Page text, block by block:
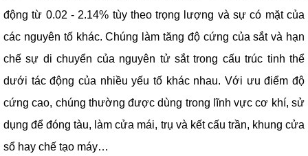
động từ 0.02 - 2.14% tùy theo trọng lượng và sự có mặt của
các nguyên tố khác. Chúng làm tăng độ cứng của sắt và hạn
chế sự di chuyển của nguyên tử sắt trong cấu trúc tinh thể
dưới tác động của nhiều yếu tố khác nhau. Với ưu điểm độ
cứng cao, chúng thường được dùng trong lĩnh vực cơ khí, sử
dụng để đóng tàu, làm cửa mái, trụ và kết cấu trần, khung cửa
sổ hay chế tạo máy…